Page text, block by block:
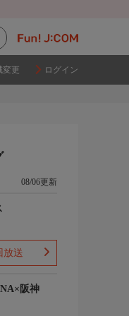
変更 ログイン
08/06更新
放送
阪神